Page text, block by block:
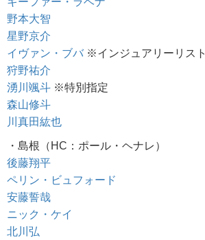
野本大智
星野京介
イヴァン・ブバ※インジュアリーリスト
狩野祐介
湧川颯斗 ※特別指定
森山修斗
川真田紘也
・島根（HC：ポール・ヘナレ）
後藤翔平
ペリン・ビュフォード
安藤誓哉
ニック・ケイ
北川弘